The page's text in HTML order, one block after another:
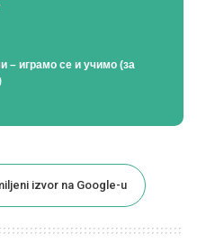
– играмо се и учимо (за
izvor na Google-u